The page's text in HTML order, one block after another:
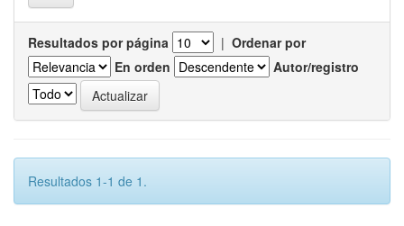
Resultados por página | Ordenar por
En orden
Autor/registro
Resultados 1-1 de 1.